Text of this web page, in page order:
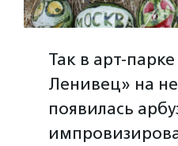
Так в арт-
Ленивец» на
появилась